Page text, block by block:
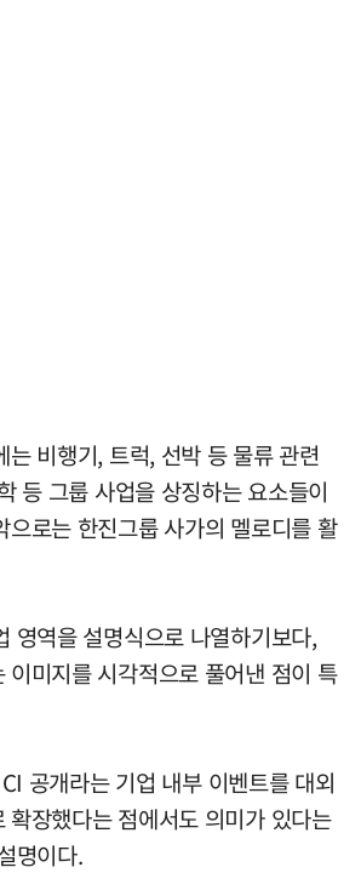
는 비행기, 트럭, 선박 등 물류 관련
등 그룹 사업을 상징하는 요소들이
으로는 한진그룹 사가의 멜로디를 활
영역을 설명식으로 나열하기보다,
이미지를 시각적으로 풀어낸 점이 특
공개라는 기업 내부 이벤트를 대외
확장했다는 점에서도 의미가 있다는
명이다.